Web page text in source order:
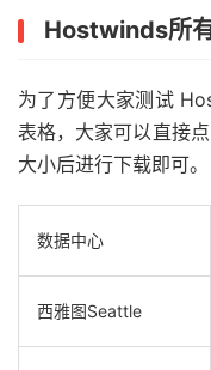
Hostwinds所
为了方便大家测试
表格，大家可以直接
大小后进行下载即可。
数据中心
西雅图Seattle